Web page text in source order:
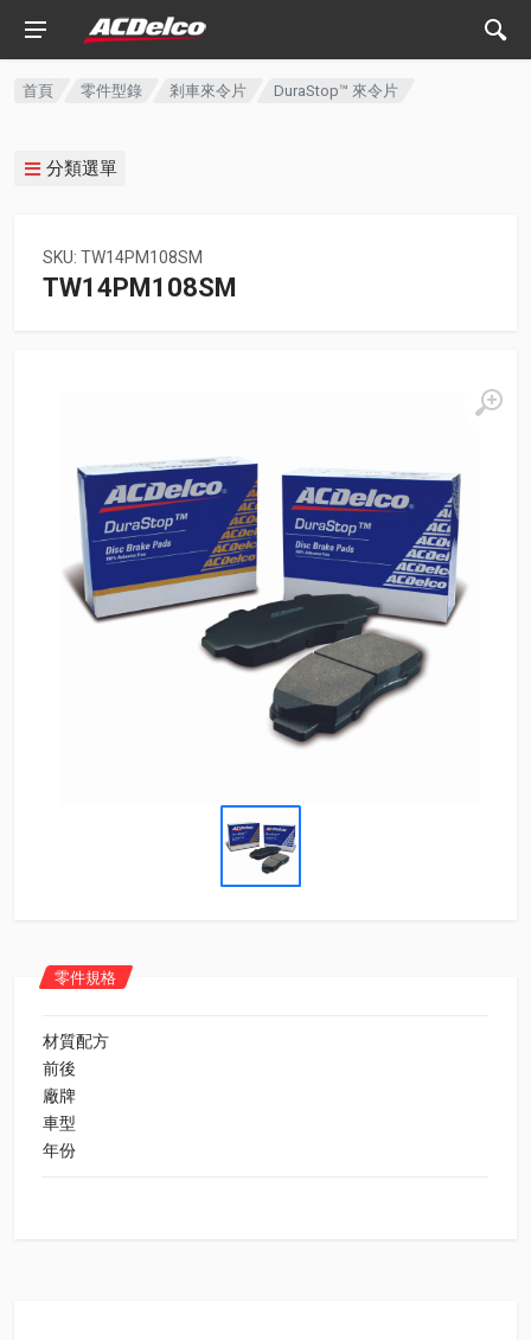
首頁 零件型錄 剎車來令片 DuraStop™ 來令片
分類選單
SKU: TW14PM108SM
TW14PM108SM
零件規格
材質配方
前後
廠牌
車型
年份